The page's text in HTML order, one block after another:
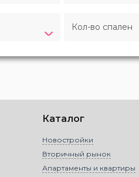
Кол-во спален
Каталог
Новостройки
Вторичный рынок
Апартаменты и квартиры